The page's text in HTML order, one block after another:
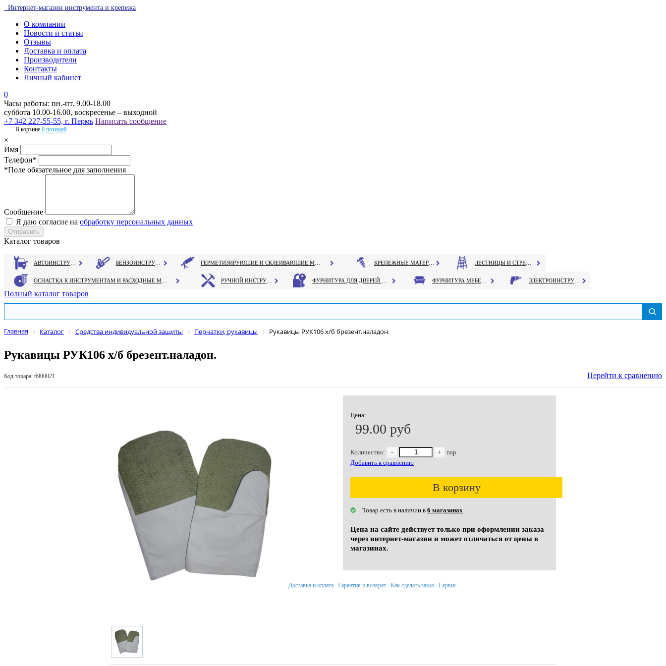
Интернет-магазин инструмента и крепежа
О компании
Новости и статьи
Отзывы
Доставка и оплата
Производители
Контакты
Личный кабинет
0
Часы работы: пн.-пт. 9.00-18.00
суббота 10.00-16.00, воскресенье – выходной
+7 342 227-55-55, г. Пермь Написать сообщение
В корзине 0 позиций
×
Имя
Телефон*
*Поле обязательное для заполнения
Сообщение
Я даю согласие на обработку персональных данных
Каталог товаров
Полный каталог товаров
Главная Каталог Средства индивидуальной защиты Перчатки, рукавицы Рукавицы РУК106 х/б брезент.наладон.
Рукавицы РУК106 х/б брезент.наладон.
Код товара: 6900021 Перейти к сравнению
Цена:
99.00 руб
Количество: - +
пар
Добавить к сравнению
В корзину
Товар есть в наличии в 6 магазинах
Цена на сайте действует только при оформлении заказа
через интернет-магазин и может отличаться от цены в
магазинах.
Доставка и оплата Гарантия и возврат Как сделать заказ Сервис